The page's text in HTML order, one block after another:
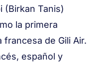
(Birkan Tanis)
la primera
de Gili Air.
español y